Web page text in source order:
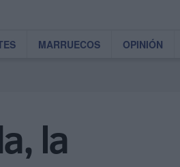
MARRUECOS OPINIÓN
la